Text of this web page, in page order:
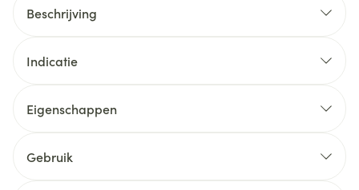
Beschrijving
Indicatie
Eigenschappen
Gebruik